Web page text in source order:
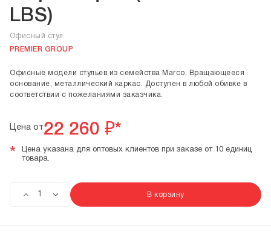
LBS)
Офисный стул
PREMIER GROUP
Офисные модели стульев из семейства Marco. Вращающееся
основание, металлический каркас. Доступен в любой обивке в
соответствии с пожеланиями заказчика.
Цена от22 260 ₽*
*
Цена указана для оптовых клиентов при заказе от 10 единиц
товара.
В корзину